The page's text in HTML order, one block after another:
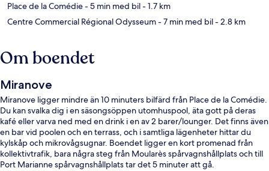
Place de la Comédie- 5 min med bil- 1.7 km
Centre Commercial Régional Odysseum- 7 min med bil- 2.8 km
Om boendet
Miranove
Miranove ligger mindre än 10 minuters bilfärd från Place de la Comédie.
Du kan svalka dig i en säsongsöppen utomhuspool, äta gott på deras
kafé eller varva ned med en drink i en av 2 barer/lounger. Det finns även
en bar vid poolen och en terrass, och i samtliga lägenheter hittar du
kylskåp och mikrovågsugnar. Boendet ligger en kort promenad från
kollektivtrafik, bara några steg från Moularès spårvagnshållplats och till
Port Marianne spårvagnshållplats tar det 5 minuter att gå.